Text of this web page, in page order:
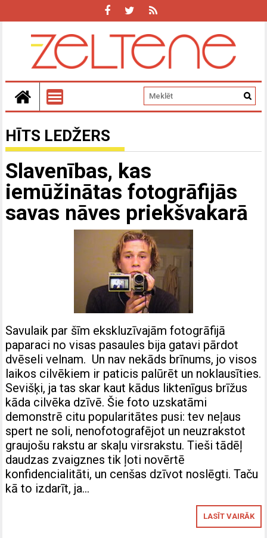
HĪTS LEDŽERS
Slavenības, kas
iemūžinātas fotogrāfijās
savas nāves priekšvakarā
Savulaik par šīm ekskluzīvajām fotogrāfijā
paparaci no visas pasaules bija gatavi pārdot
dvēseli velnam. Un nav nekāds brīnums, jo visos
laikos cilvēkiem ir paticis palūrēt un noklausīties.
Sevišķi, ja tas skar kaut kādus liktenīgus brīžus
kāda cilvēka dzīvē. Šie foto uzskatāmi
demonstrē citu popularitātes pusi: tev neļaus
spert ne soli, nenofotografējot un neuzrakstot
graujošu rakstu ar skaļu virsrakstu. Tieši tādēļ
daudzas zvaigznes tik ļoti novērtē
konfidencialitāti, un cenšas dzīvot noslēgti. Taču
kā to izdarīt, ja…
LASĪT VAIRĀK